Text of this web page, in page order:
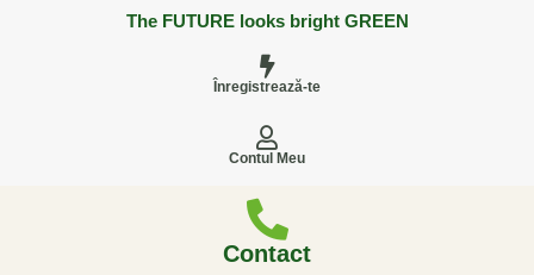
The FUTURE looks bright GREEN
Înregistrează-te
Contul Meu
Contact